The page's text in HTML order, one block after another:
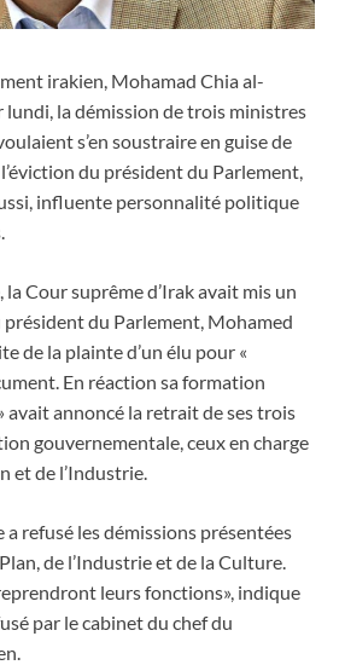
irakien, Mohamad Chia al-
lundi, la démission de trois ministres
s’en soustraire en guise de
du président du Parlement,
influente personnalité politique
la Cour suprême d’Irak avait mis un
du Parlement, Mohamed
de la plainte d’un élu pour «
En réaction sa formation
avait annoncé la retrait de ses trois
gouvernementale, ceux en charge
et de l’Industrie.
a refusé les démissions présentées
de l’Industrie et de la Culture.
leurs fonctions», indique
par le cabinet du chef du